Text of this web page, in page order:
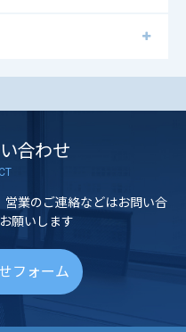
合わせ
営業のご連絡などはお問い合
願いします
フォーム